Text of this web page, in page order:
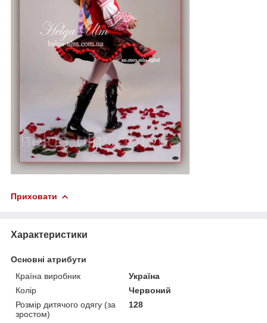
Приховати
Характеристики
Основні атрибути
Країна виробник
Україна
Колір
Червоний
Розмір дитячого одягу (за
зростом)
128